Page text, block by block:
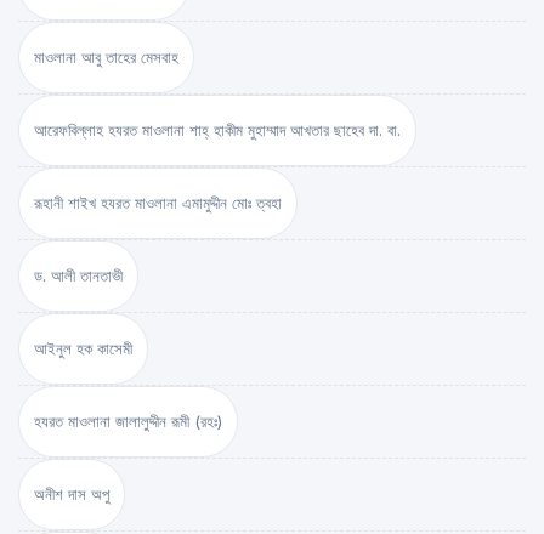
মাওলানা আবু তাহের মেসবাহ
আরেফবিল্লাহ হযরত মাওলানা শাহ্ হাকীম মুহাম্মাদ আখতার ছাহেব দা. বা.
রূহানী শাইখ হযরত মাওলানা এমামুদ্দীন মোঃ ত্বহা
ড. আলী তানতাভী
আইনুল হক কাসেমী
হযরত মাওলানা জালালুদ্দীন রূমী (রহঃ)
অনীশ দাস অপু